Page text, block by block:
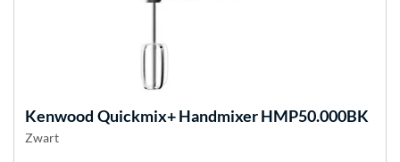
Kenwood Quickmix+ Handmixer HMP50.000BK
Zwart